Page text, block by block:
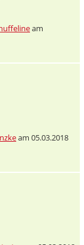
am
am 05.03.2018